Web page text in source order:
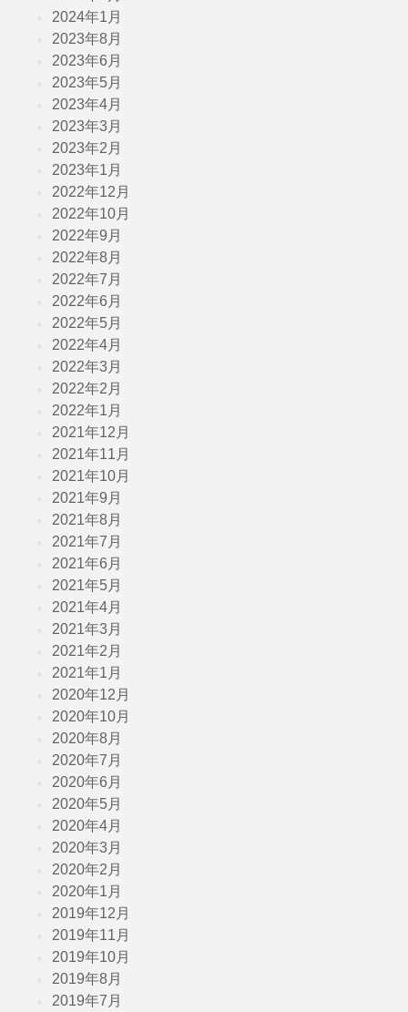
2024年1月
2023年8月
2023年6月
2023年5月
2023年4月
2023年3月
2023年2月
2023年1月
2022年12月
2022年10月
2022年9月
2022年8月
2022年7月
2022年6月
2022年5月
2022年4月
2022年3月
2022年2月
2022年1月
2021年12月
2021年11月
2021年10月
2021年9月
2021年8月
2021年7月
2021年6月
2021年5月
2021年4月
2021年3月
2021年2月
2021年1月
2020年12月
2020年10月
2020年8月
2020年7月
2020年6月
2020年5月
2020年4月
2020年3月
2020年2月
2020年1月
2019年12月
2019年11月
2019年10月
2019年8月
2019年7月